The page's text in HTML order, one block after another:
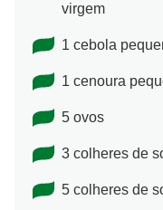
virgem
1 cebola
1 cenoura
5 ovos
3 colheres de
5 colheres de